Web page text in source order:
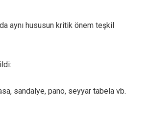
aynı hususun kritik önem teşkil
sandalye, pano, seyyar tabela vb.